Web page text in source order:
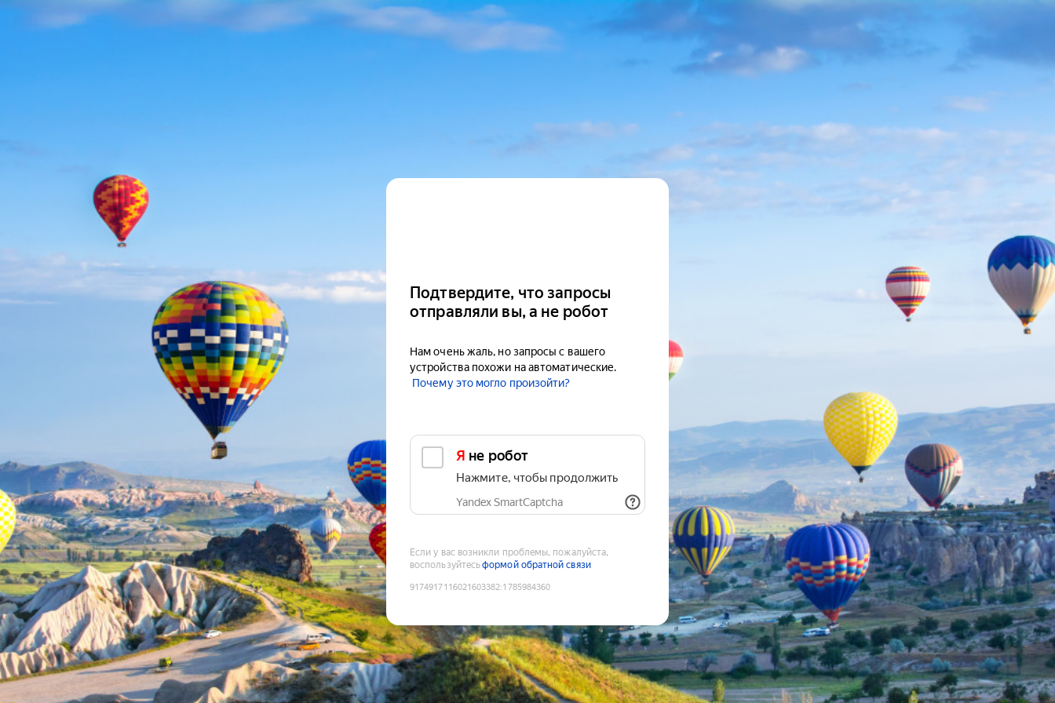
Подтвердите, что запросы
отправляли вы, а не робот
Нам очень жаль, но запросы с вашего
устройства похожи на автоматические.
Почему это могло произойти?
Я не робот
Нажмите, чтобы продолжить
Yandex SmartCaptcha
Если у вас возникли проблемы, пожалуйста,
воспользуйтесьформой обратной связи
9174917116021603382:1785984360